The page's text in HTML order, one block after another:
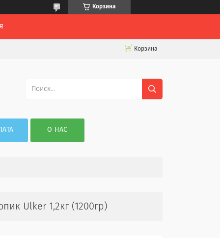
Корзина
Корзина
О НАС
Ulker 1,2кг (1200гр)